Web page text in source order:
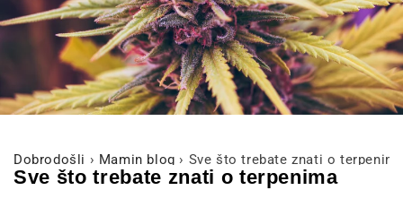
Dobrodošli › Mamin blog › Sve što trebate znati o
Sve što trebate znati o terpenima